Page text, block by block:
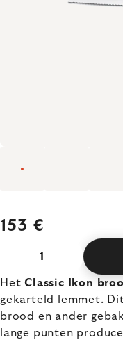
153 €
HetClassic Ikon
gekarteld lemmet.
brood en ander
lange punten